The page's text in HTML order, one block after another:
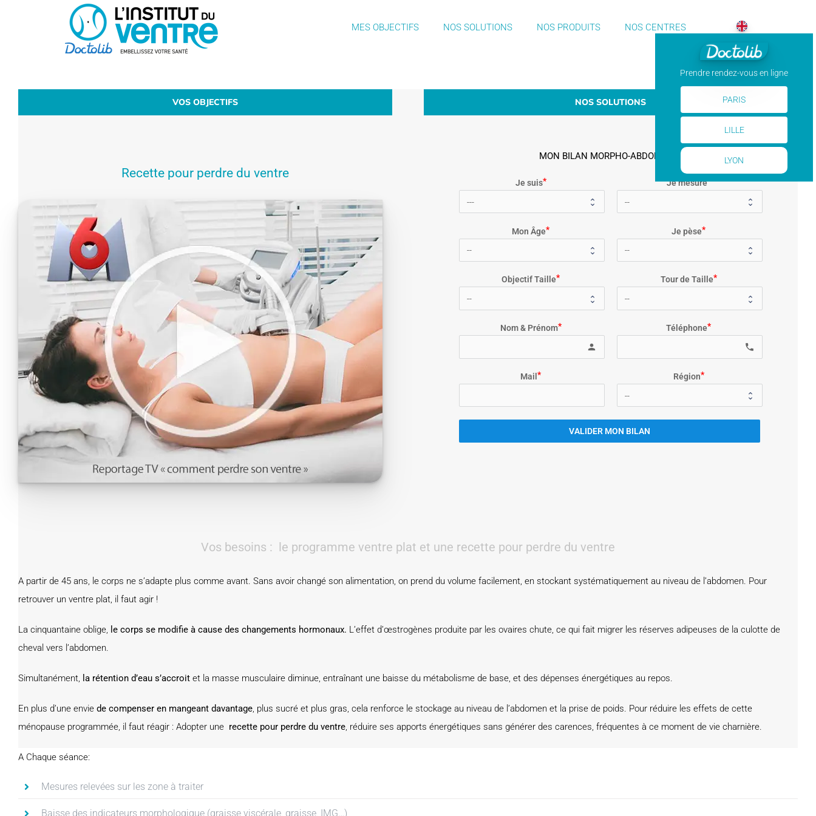
MES OBJECTIFS NOS SOLUTIONS NOS PRODUITS NOS CENTRES
Prendre rendez-vous en ligne
PARIS
LILLE
LYON
VOS OBJECTIFS NOS SOLUTIONS
Recette pour perdre du ventre
MON BILAN MORPHO-ABDOMINAL
Je suis Je mesure
Mon Âge Je pèse
Objectif Taille Tour de Taille
Nom & Prénom
person
Téléphone
local_phone
Mail Région
VALIDER MON BILAN
Vos besoins : le programme ventre plat et une recette pour perdre du ventre
A partir de 45 ans, le corps ne s’adapte plus comme avant. Sans avoir changé son alimentation, on prend du volume facilement, en stockant systématiquement au niveau de l’abdomen. Pour
retrouver un ventre plat, il faut agir !
La cinquantaine oblige, le corps se modifie à cause des changements hormonaux. L’effet d’œstrogènes produite par les ovaires chute, ce qui fait migrer les réserves adipeuses de la culotte de
cheval vers l’abdomen.
Simultanément, la rétention d’eau s’accroit et la masse musculaire diminue, entraînant une baisse du métabolisme de base, et des dépenses énergétiques au repos.
En plus d’une envie de compenser en mangeant davantage, plus sucré et plus gras, cela renforce le stockage au niveau de l’abdomen et la prise de poids. Pour réduire les effets de cette
ménopause programmée, il faut réagir : Adopter une recette pour perdre du ventre, réduire ses apports énergétiques sans générer des carences, fréquentes à ce moment de vie charnière.
A Chaque séance:
Mesures relevées sur les zone à traiter
Baisse des indicateurs morphologique (graisse viscérale, graisse, IMG…)